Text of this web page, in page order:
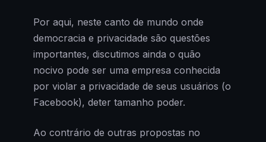
Por aqui, neste canto de mundo onde
democracia e privacidade são questões
importantes, discutimos ainda o quão
nocivo pode ser uma empresa conhecida
por violar a privacidade de seus usuários (o
Facebook), deter tamanho poder.
Ao contrário de outras propostas no